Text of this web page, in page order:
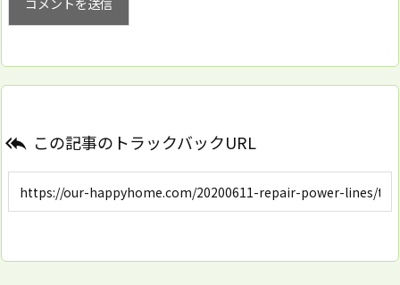
 この記事のトラックバックURL